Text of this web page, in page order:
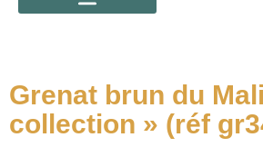
Grenat brun du
collection » (réf